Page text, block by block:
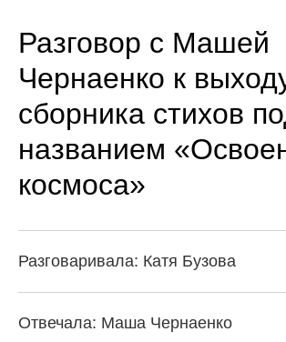
Разговор с Машей
Чернаенко к
сборника стихов
названием
космоса»
Разговаривала: Катя Бузова
Отвечала: Маша Чернаенко